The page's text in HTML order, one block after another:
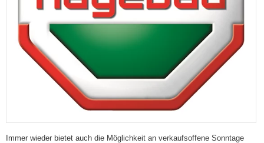
Immer wieder bietet auch die Möglichkeit an verkaufsoffene Sonntage